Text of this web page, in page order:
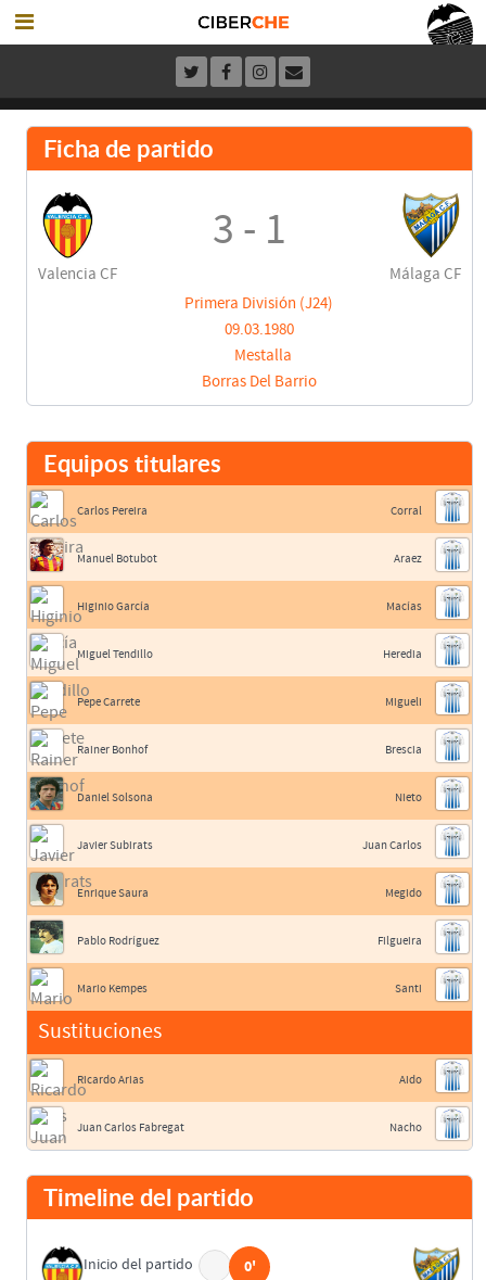
Ficha de partido
Valencia CF
3 - 1
Málaga CF
Primera División (J24)
09.03.1980
Mestalla
Borras Del Barrio
Equipos titulares
Carlos Pereira
Manuel Botubot
Higinio García
Miguel Tendillo
Pepe Carrete
Rainer Bonhof
Daniel Solsona
Javier Subirats
Enrique Saura
Pablo Rodríguez
Mario Kempes
Sustituciones
Ricardo Arias
Juan Carlos Fabregat
Corral
Araez
Macías
Heredia
Migueli
Brescia
Nieto
Juan Carlos
Megido
Filgueira
Santi
Aido
Nacho
Timeline del partido
Inicio del partido 0'